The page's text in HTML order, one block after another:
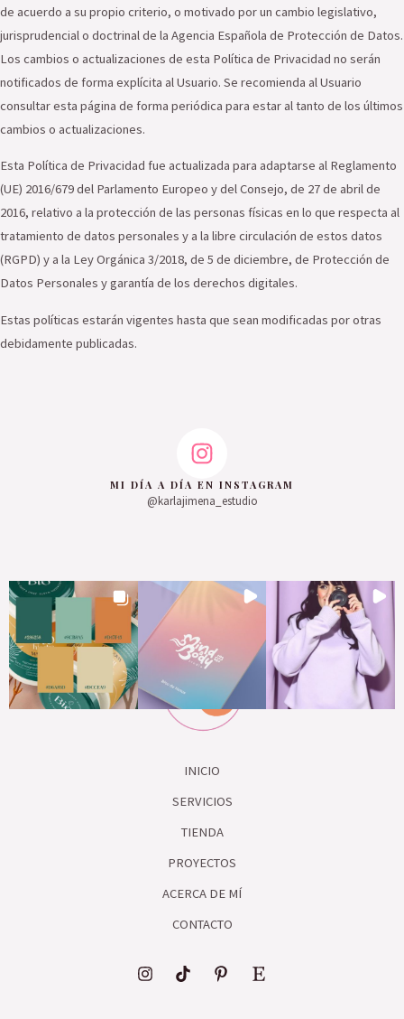
de acuerdo a su propio criterio, o motivado por un cambio legislativo,
jurisprudencial o doctrinal de la Agencia Española de Protección de Datos.
Los cambios o actualizaciones de esta Política de Privacidad no serán
notificados de forma explícita al Usuario. Se recomienda al Usuario
consultar esta página de forma periódica para estar al tanto de los últimos
cambios o actualizaciones.
Esta Política de Privacidad fue actualizada para adaptarse al Reglamento
(UE) 2016/679 del Parlamento Europeo y del Consejo, de 27 de abril de
2016, relativo a la protección de las personas físicas en lo que respecta al
tratamiento de datos personales y a la libre circulación de estos datos
(RGPD) y a la Ley Orgánica 3/2018, de 5 de diciembre, de Protección de
Datos Personales y garantía de los derechos digitales.
Estas políticas estarán vigentes hasta que sean modificadas por otras
debidamente publicadas.
MI DÍA A DÍA EN INSTAGRAM
@karlajimena_estudio
INICIO
SERVICIOS
TIENDA
PROYECTOS
ACERCA DE MÍ
CONTACTO